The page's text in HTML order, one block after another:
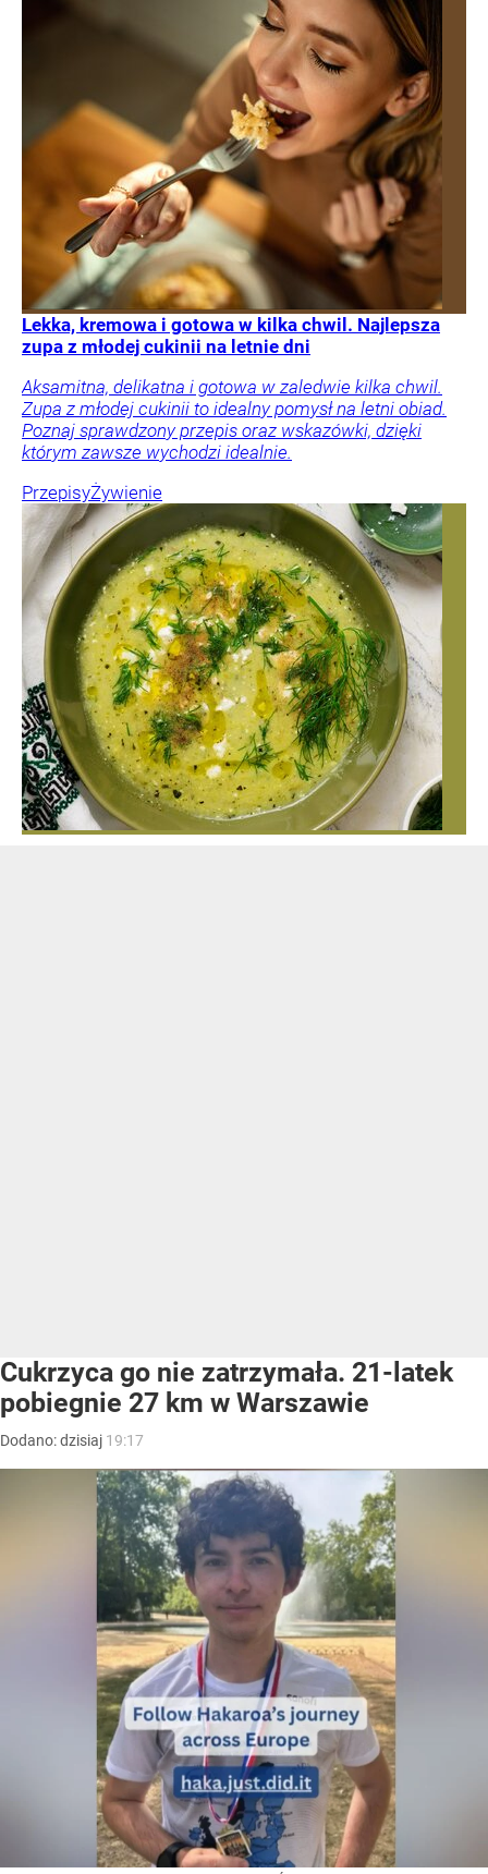
Lekka, kremowa i gotowa w kilka chwil. Najlepsza
zupa z młodej cukinii na letnie dni
Aksamitna, delikatna i gotowa w zaledwie kilka chwil.
Zupa z młodej cukinii to idealny pomysł na letni obiad.
Poznaj sprawdzony przepis oraz wskazówki, dzięki
którym zawsze wychodzi idealnie.
PrzepisyŻywienie
Cukrzyca go nie zatrzymała. 21-latek
pobiegnie 27 km w Warszawie
Dodano:dzisiaj 19:17